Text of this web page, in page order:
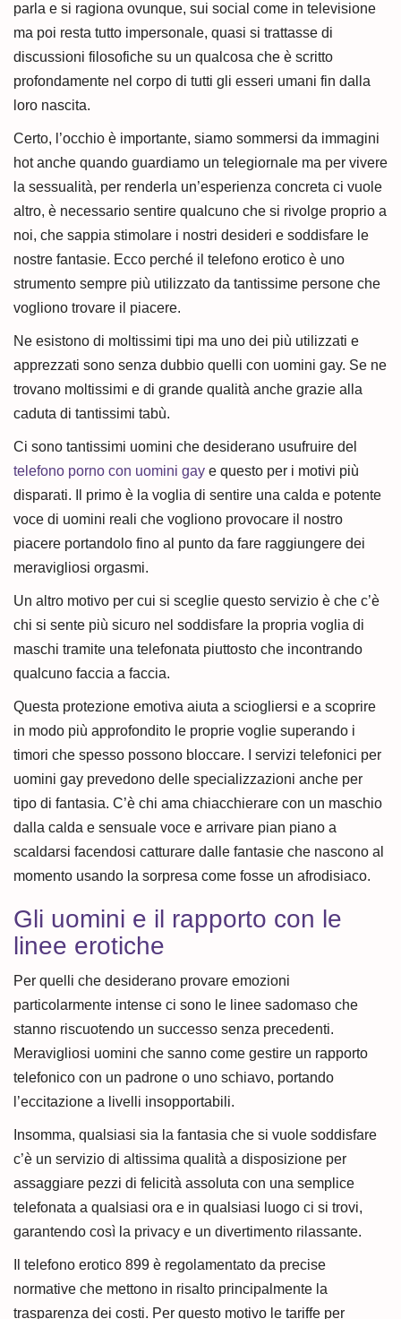
parla e si ragiona ovunque, sui social come in televisione
ma poi resta tutto impersonale, quasi si trattasse di
discussioni filosofiche su un qualcosa che è scritto
profondamente nel corpo di tutti gli esseri umani fin dalla
loro nascita.
Certo, l’occhio è importante, siamo sommersi da immagini
hot anche quando guardiamo un telegiornale ma per vivere
la sessualità, per renderla un’esperienza concreta ci vuole
altro, è necessario sentire qualcuno che si rivolge proprio a
noi, che sappia stimolare i nostri desideri e soddisfare le
nostre fantasie. Ecco perché il telefono erotico è uno
strumento sempre più utilizzato da tantissime persone che
vogliono trovare il piacere.
Ne esistono di moltissimi tipi ma uno dei più utilizzati e
apprezzati sono senza dubbio quelli con uomini gay. Se ne
trovano moltissimi e di grande qualità anche grazie alla
caduta di tantissimi tabù.
Ci sono tantissimi uomini che desiderano usufruire del
telefono porno con uomini gay e questo per i motivi più
disparati. Il primo è la voglia di sentire una calda e potente
voce di uomini reali che vogliono provocare il nostro
piacere portandolo fino al punto da fare raggiungere dei
meravigliosi orgasmi.
Un altro motivo per cui si sceglie questo servizio è che c’è
chi si sente più sicuro nel soddisfare la propria voglia di
maschi tramite una telefonata piuttosto che incontrando
qualcuno faccia a faccia.
Questa protezione emotiva aiuta a sciogliersi e a scoprire
in modo più approfondito le proprie voglie superando i
timori che spesso possono bloccare. I servizi telefonici per
uomini gay prevedono delle specializzazioni anche per
tipo di fantasia. C’è chi ama chiacchierare con un maschio
dalla calda e sensuale voce e arrivare pian piano a
scaldarsi facendosi catturare dalle fantasie che nascono al
momento usando la sorpresa come fosse un afrodisiaco.
Gli uomini e il rapporto con le
linee erotiche
Per quelli che desiderano provare emozioni
particolarmente intense ci sono le linee sadomaso che
stanno riscuotendo un successo senza precedenti.
Meravigliosi uomini che sanno come gestire un rapporto
telefonico con un padrone o uno schiavo, portando
l’eccitazione a livelli insopportabili.
Insomma, qualsiasi sia la fantasia che si vuole soddisfare
c’è un servizio di altissima qualità a disposizione per
assaggiare pezzi di felicità assoluta con una semplice
telefonata a qualsiasi ora e in qualsiasi luogo ci si trovi,
garantendo così la privacy e un divertimento rilassante.
Il telefono erotico 899 è regolamentato da precise
normative che mettono in risalto principalmente la
trasparenza dei costi. Per questo motivo le tariffe per